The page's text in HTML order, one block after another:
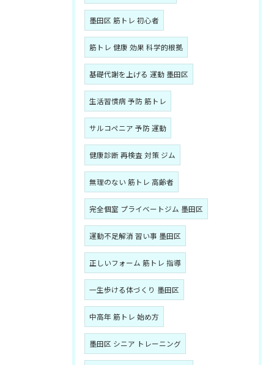
墨田区 筋トレ 初心者
筋トレ 健康 効果 科学的根拠
基礎代謝を上げる 運動 墨田区
生活習慣病 予防 筋トレ
サルコペニア 予防 運動
健康診断 再検査 対策 ジム
無理のない 筋トレ 高齢者
完全個室 プライベートジム 墨田区
運動不足解消 習い事 墨田区
正しいフォーム 筋トレ 指導
一生歩ける体づくり 墨田区
中高年 筋トレ 始め方
墨田区 シニア トレーニング